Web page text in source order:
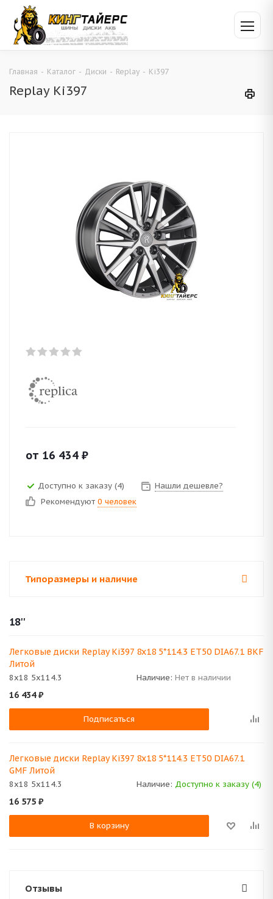
Главная - Каталог - Диски - Replay - Ki397
Replay Ki397
от 16 434 ₽
Доступно к заказу (4)
Нашли дешевле?
Рекомендуют 0 человек
Типоразмеры и наличие
18''
Легковые диски Replay Ki397 8x18 5*114.3 ET50 DIA67.1 BKF
Литой
8x18 5x114.3 Наличие: Нет в наличии
16 434₽
Подписаться
Легковые диски Replay Ki397 8x18 5*114.3 ET50 DIA67.1
GMF Литой
8x18 5x114.3 Наличие: Доступно к заказу (4)
16 575 ₽
В корзину
Отзывы